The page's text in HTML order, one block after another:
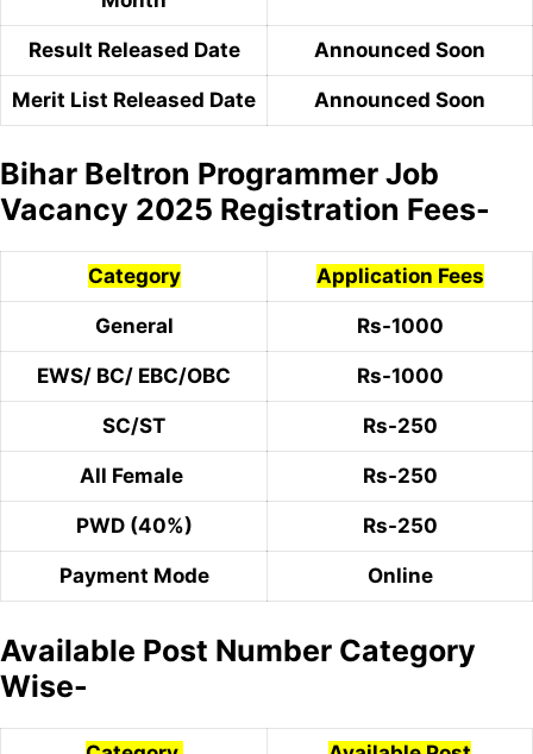
Result Released Date Announced Soon
Merit List Released Date Announced Soon
Bihar Beltron Programmer Job
Vacancy 2025 Registration Fees-
Category Application Fees
General Rs-1000
EWS/ BC/ EBC/OBC Rs-1000
SC/ST Rs-250
All Female Rs-250
PWD (40%) Rs-250
Payment Mode Online
Available Post Number Category
Wise-